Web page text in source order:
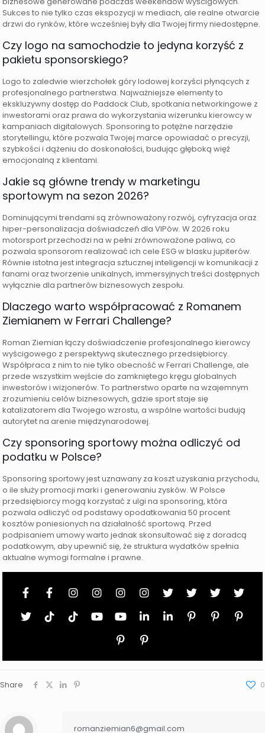
Sukces to nie tylko czas ekspozycji w mediach, ale realne otwarcie
drzwi do rynków, które wcześniej były dla Twojej firmy niedostępne.
Czy logo na samochodzie to jedyna korzyść z
pakietu sponsorskiego?
Logo to zaledwie wierzchołek góry lodowej korzyści płynących z
profesjonalnego partnerstwa. Najważniejsze elementy to
ekskluzywny dostęp do Paddock Club, spotkania networkingowe z
inwestorami oraz prawa do wykorzystania wizerunku kierowcy w
kampaniach digitalowych. Sponsoring to potężne narzędzie
storytellingu, które pozwala Twojej marce opowiadać o precyzji,
szybkości i dążeniu do doskonałości, budując głęboką więź
emocjonalną z klientami.
Jakie są główne trendy w marketingu
sportowym na sezon 2026?
Dominującymi trendami są zrównoważony rozwój, cyfryzacja oraz
hiper-personalizacja doświadczeń dla VIPów. W 2026 roku
motorsport przechodzi na w pełni zrównoważone paliwa, co
pozwala sponsorom realizować ich cele ESG w blasku jupiterów.
Równie istotna jest integracja sztucznej inteligencji w komunikacji z
fanami oraz tworzenie unikalnych, immersyjnych treści dostępnych
wyłącznie dla partnerów biznesowych zespołu.
Dlaczego warto współpracować z Romanem
Ziemianem w Ferrari Challenge?
Roman Ziemian łączy doświadczenie profesjonalnego kierowcy
wyścigowego z perspektywą skutecznego przedsiębiorcy.
Współpraca z nim to nie tylko obecność w Ferrari Challenge, ale
przede wszystkim wejście do zamkniętego kręgu globalnych
inwestorów i wizjonerów. To partnerstwo oparte na wzajemnym
zrozumieniu celów biznesowych, gdzie sport staje się
katalizatorem dla Twojego wzrostu, a wspólne wartości budują
autorytet na arenie międzynarodowej.
Czy sponsoring sportowy można odliczyć od
podatku w Polsce?
Sponsoring sportowy jest uznawany za koszt uzyskania przychodu,
o ile służy promocji marki i generowaniu zysków. W Polsce
przedsiębiorcy mogą korzystać z ulgi na sponsoring, która
pozwala odliczyć od podstawy opodatkowania 50 procent
kosztów poniesionych na działalność sportową. Przed
podpisaniem umowy warto jednak skonsultować się z doradcą
podatkowym, aby upewnić się, że struktura wydatków spełnia
aktualne wymogi formalne i prawne.
Share 0
romanziemian6@gmail.com